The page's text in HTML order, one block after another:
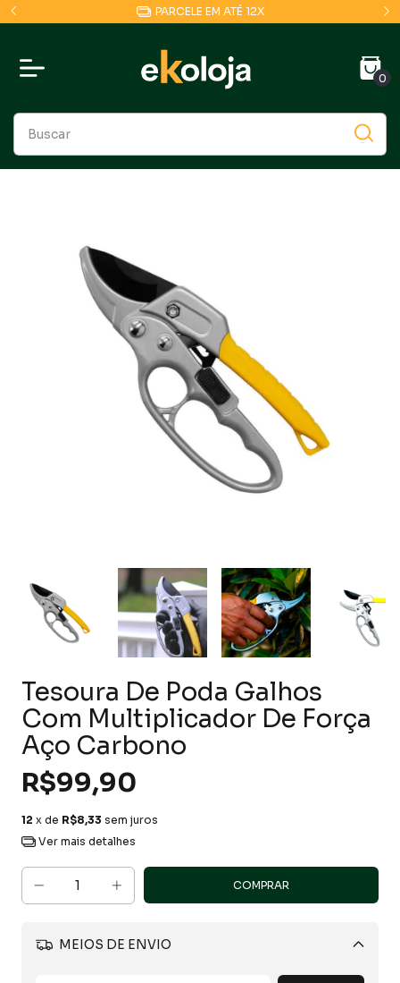
COMPRE POR NOSSO APP E GANHE 10% OFF
0
Tesoura De Poda Galhos
Com Multiplicador De Força
Aço Carbono
R$99,90
12 x de R$8,33 sem juros
Ver mais detalhes
MEIOS DE ENVIO
Alterar CEP